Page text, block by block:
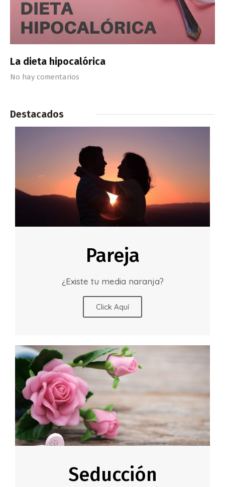
La dieta hipocalórica
No hay comentarios
Destacados
Pareja
¿Existe tu media naranja?
Click Aquí
Seducción